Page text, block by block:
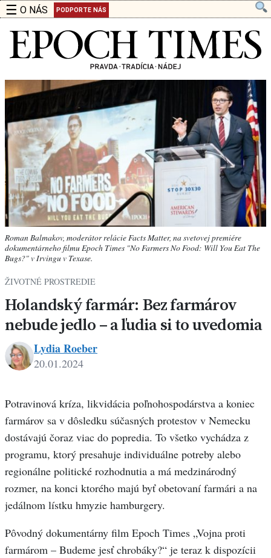
☰ O NÁS PODPORTE NÁS
Roman Balmakov, moderátor relácie Facts Matter, na svetovej premiére
dokumentárneho filmu Epoch Times "No Farmers No Food: Will You Eat The
Bugs?" v Irvingu v Texase.
ŽIVOTNÉ PROSTREDIE
Holandský farmár: Bez farmárov
nebude jedlo – a ľudia si to uvedomia
Lydia Roeber
20.01.2024
Potravinová kríza, likvidácia poľnohospodárstva a koniec
farmárov sa v dôsledku súčasných protestov v Nemecku
dostávajú čoraz viac do popredia. To všetko vychádza z
programu, ktorý presahuje individuálne potreby alebo
regionálne politické rozhodnutia a má medzinárodný
rozmer, na konci ktorého majú byť obetovaní farmári a na
jedálnom lístku hmyzie hamburgery.
Pôvodný dokumentárny film Epoch Times „Vojna proti
farmárom – Budeme jesť chrobáky?“ je teraz k dispozícii